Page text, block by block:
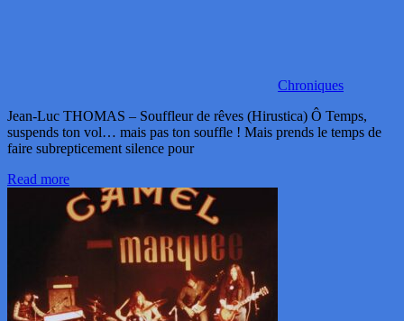
Chroniques
Jean-Luc THOMAS – Souffleur de rêves (Hirustica) Ô Temps,
suspends ton vol… mais pas ton souffle ! Mais prends le temps de
faire subrepticement silence pour
Read more